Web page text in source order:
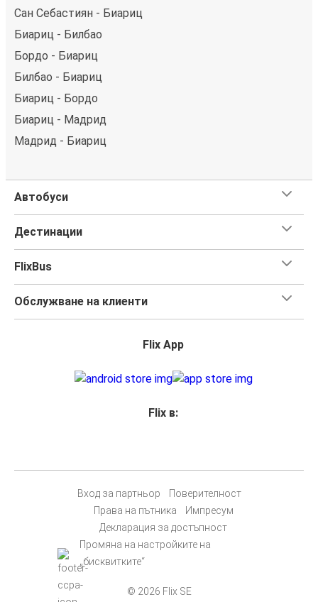
Сан Себастиян - Биариц
Биариц - Билбао
Бордо - Биариц
Билбао - Биариц
Биариц - Бордо
Биариц - Мадрид
Мадрид - Биариц
Автобуси
Дестинации
FlixBus
Обслужване на клиенти
Flix App
Flix в:
Вход за партньор
Поверителност
Права на пътника
Импресум
Декларация за достъпност
Промяна на настройките на
„бисквитките“
© 2026 Flix SE